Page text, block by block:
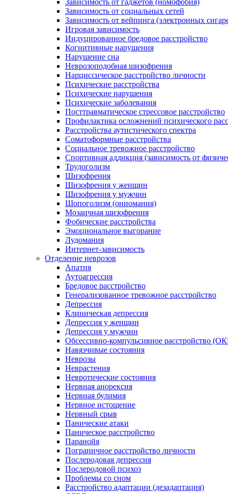
Зависимость от гаджетов (номофобия)
Зависимость от социальных сетей
Зависимость от вейпинга (электронных
Игровая зависимость
Индуцированное бредовое расстройство
Когнитивные нарушения
Нарушение сна
Неврозоподобная шизофрения
Нарциссическое расстройство личности
Психические расстройства
Психические нарушения
Психические заболевания
Посттравматическое стрессовое расстройство
Профилактика осложнений психического
Расстройства аутистического спектра
Соматоформные расстройства
Социальное тревожное расстройство
Спортивная аддикция (зависимость от
Трудоголизм
Шизофрения
Шизофрения у женщин
Шизофрения у мужчин
Шопоголизм (ониомания)
Мозаичная шизофрения
Фобические расстройства
Эмоциональное выгорание
Лудомания
Интернет-зависимость
Отделение неврозов
Апатия
Аутоагрессия
Бредовое расстройство
Генерализованное тревожное расстройство
Депрессия
Клиническая депрессия
Депрессия у женщин
Депрессия у мужчин
Обсессивно-компульсивное расстройство
Навязчивые состояния
Неврозы
Неврастения
Невротические состояния
Нервная анорексия
Нервная булимия
Нервное истощение
Нервный срыв
Панические атаки
Паническое расстройство
Паранойя
Пограничное расстройство личности
Послеродовая депрессия
Послеродовой психоз
Проблемы со сном
Расстройство адаптации (дезадаптация)